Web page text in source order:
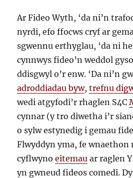
Ar Fideo Wyth, ‘da ni’n
nyrdi, efo ffocws cryf ar
sgwennu erthyglau, ‘da ni
cynnwys fideo’n weddol
ddisgwyl o’r enw. ‘Da ni’n
adroddiadau byw,trefnu
wedi atgyfodi’r rhaglen S4C
cynnar (y tro diwetha i’r
o sylw estynedig i gemau
Flwyddyn yma, fe wnaethon
cyflwynoeitemau ar raglen
yn gwneud fideos comedi.